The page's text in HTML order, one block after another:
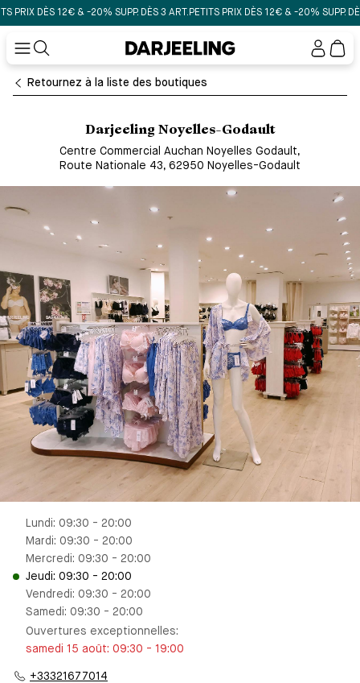
DÈS 12€ & -20% SUPP. DÈS 3 ART.PETITS PRIX DÈS 12€ & -20% SUPP. DÈS 3
Mon
Darjeeling Noyelles-Godault
Centre Commercial Auchan Noyelles Godault,
Route Nationale 43, 62950 Noyelles-Godault
Retournez à la liste des boutiques
Lundi: 09:30 - 20:00
Mardi: 09:30 - 20:00
Mercredi: 09:30 - 20:00
Jeudi: 09:30 - 20:00
Vendredi: 09:30 - 20:00
Samedi: 09:30 - 20:00
Ouvertures exceptionnelles:
samedi 15 août: 09:30 - 19:00
+33321677014